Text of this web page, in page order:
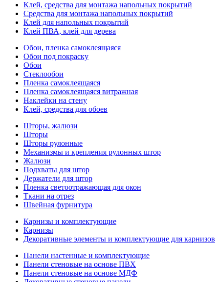
Клей, средства для монтажа напольных покрытий
Средства для монтажа напольных покрытий
Клей для напольных покрытий
Клей ПВА, клей для дерева
Обои, пленка самоклеящаяся
Обои под покраску
Обои
Стеклообои
Пленка самоклеящаяся
Пленка самоклеящаяся витражная
Наклейки на стену
Клей, средства для обоев
Шторы, жалюзи
Шторы
Шторы рулонные
Механизмы и крепления рулонных штор
Жалюзи
Подхваты для штор
Держатели для штор
Пленка светоотражающая для окон
Ткани на отрез
Швейная фурнитура
Карнизы и комплектующие
Карнизы
Декоративные элементы и комплектующие для карнизов
Панели настенные и комплектующие
Панели стеновые на основе ПВХ
Панели стеновые на основе МДФ